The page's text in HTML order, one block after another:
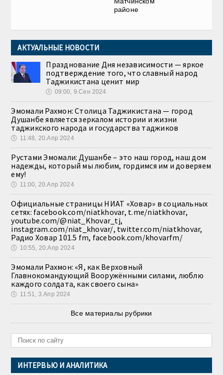
районе
АКТУАЛЬНЫЕ НОВОСТИ
Празднование Дня независимости — яркое
подтверждение того, что славный народ
Таджикистана ценит мир
🕔 09:00, 9.Сен 2024
Эмомали Рахмон: Столица Таджикистана — город
Душанбе является зеркалом истории и жизни
таджикского народа и государства таджиков
🕔 11:48, 20.Апр 2024
Рустами Эмомали: Душанбе – это наш город, наш дом
надежды, который мы любим, гордимся им и доверяем
ему!
🕔 11:00, 20.Апр 2024
Официальные страницы НИАТ «Ховар» в социальных
сетях: facebook.com/niatkhovar, t.me/niatkhovar,
youtube.com/@niat_Khovar_tj,
instagram.com/niat_khovar/, twitter.com/niatkhovar,
Радио Ховар 101.5 fm, facebook.com/khovarfm/
🕔 10:55, 20.Апр 2024
Эмомали Рахмон: «Я, как Верховный
Главнокомандующий Вооружёнными силами, люблю
каждого солдата, как своего сына»
🕔 11:51, 3.Апр 2024
Все материалы рубрики
ИНТЕРВЬЮ И АНАЛИТИКА